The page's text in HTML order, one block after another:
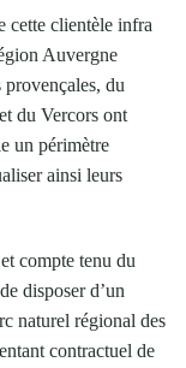
cette clientèle infra
Auvergne
du
du Vercors ont
un périmètre
ainsi leurs
compte tenu du
disposer d’un
naturel régional des
contractuel de